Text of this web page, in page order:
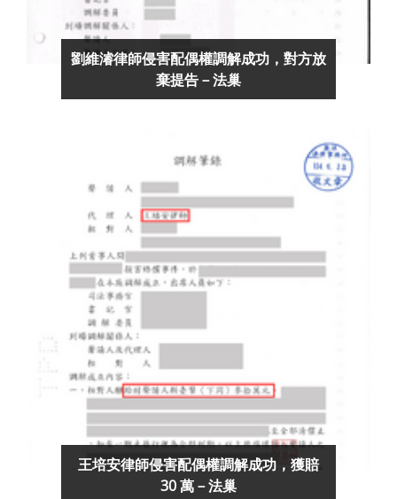
劉維濬律師侵害配偶權調解成功，對方放
棄提告－法巢
王培安律師侵害配偶權調解成功，獲賠
30 萬－法巢